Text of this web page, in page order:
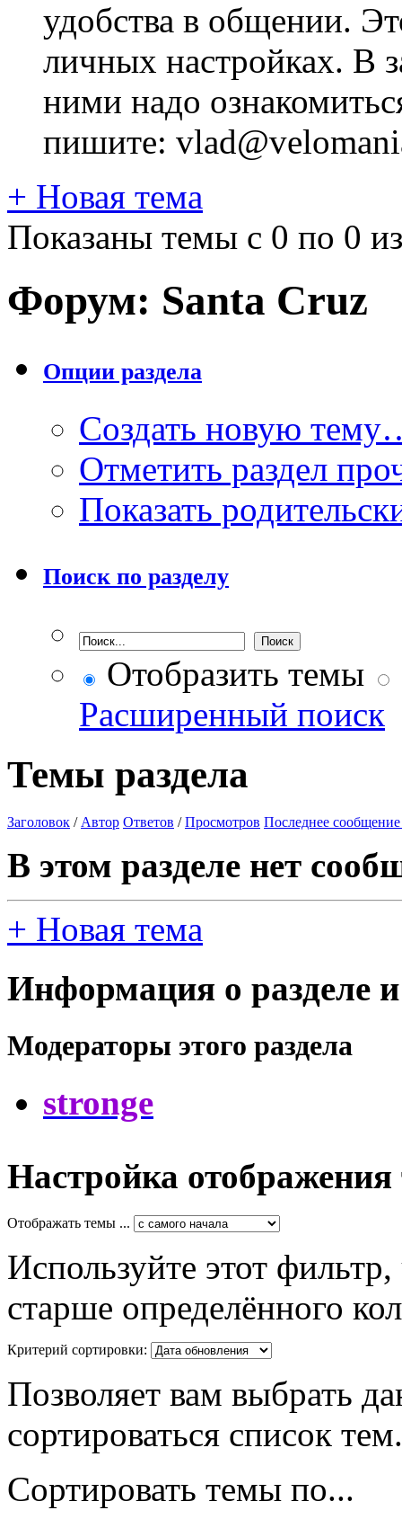
удобства в общении.
личных настройках. В
ними надо
пишите:
+ Новая тема
Показаны темы с 0 по 0
Форум: Santa Cruz
Опции раздела
Создать новую
Отметить раздел
Показать
Поиск по разделу
Отобразить темы
Расширенный поиск
Темы раздела
Заголовок / Автор Ответов /Просмотров Последнее сообщение
В этом разделе нет
+ Новая тема
Информация о разделе
Модераторы этого раздела
stronge
Настройка отображения
Отображать темы ...
Используйте этот
старше определённого
Критерий сортировки:
Позволяет вам выбрать
сортироваться список тем.
Сортировать темы по...